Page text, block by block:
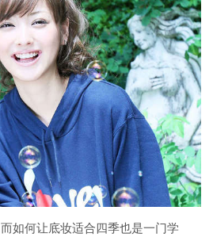
如何让底妆适合四季也是一门学